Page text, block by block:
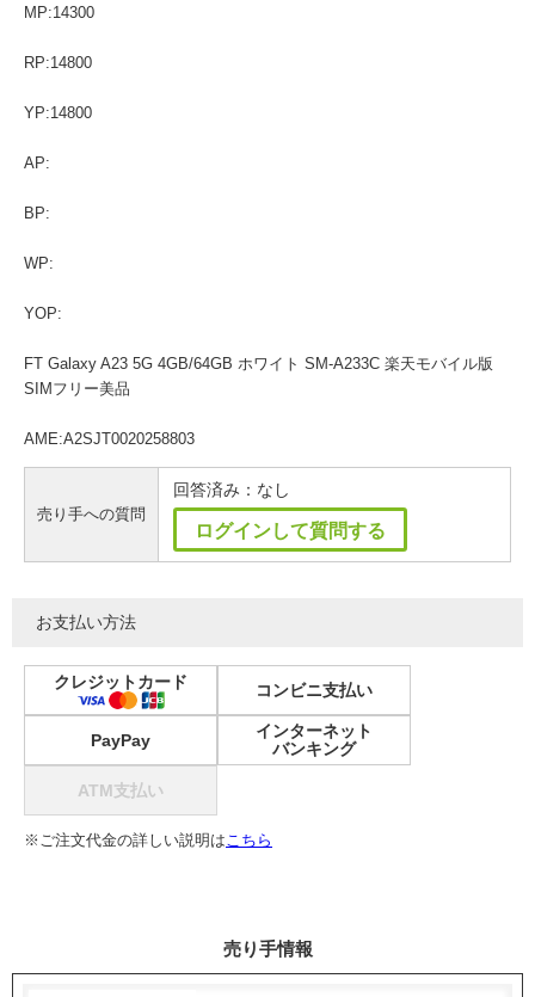
MP:14300
RP:14800
YP:14800
AP:
BP:
WP:
YOP:
FT Galaxy A23 5G 4GB/64GB ホワイト SM-A233C 楽天モバイル版
SIMフリー美品
AME:A2SJT0020258803
売り手への質問
回答済み：なし
ログインして質問する
お支払い方法
クレジットカード コンビニ支払い
PayPay
インターネット
バンキング
ATM支払い
※ご注文代金の詳しい説明はこちら
売り手情報